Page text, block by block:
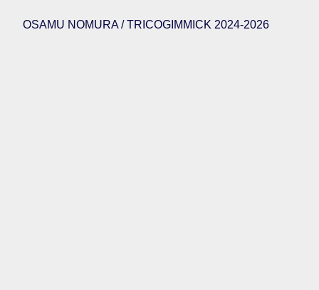
OSAMU NOMURA / TRICOGIMMICK 2024-2026